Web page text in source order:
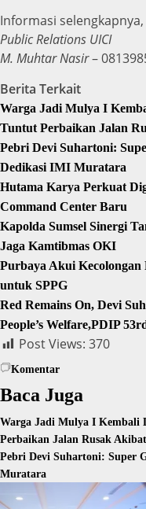
Informasi
Public Relations UICI
M. Muhtar Nasir–
Berita Terkait
Warga Jadi Mulya I
Tuntut Perbaikan Jalan
Pebri Devi Suhartoni:
Dedikasi IMI Muratara
Hutama Karya Perkuat
Command Center Baru
Kapolda Sumsel Sinergi
Jaga Kamtibmas OKI
Purbaya Akui
untuk SPPG
Red Remains On, Devi
People’s Welfare,PDIP
Post Views: 370
Komentar
Baca Juga
Warga Jadi Mulya I Kembali
Perbaikan Jalan Rusak
Pebri Devi Suhartoni: Super
Muratara